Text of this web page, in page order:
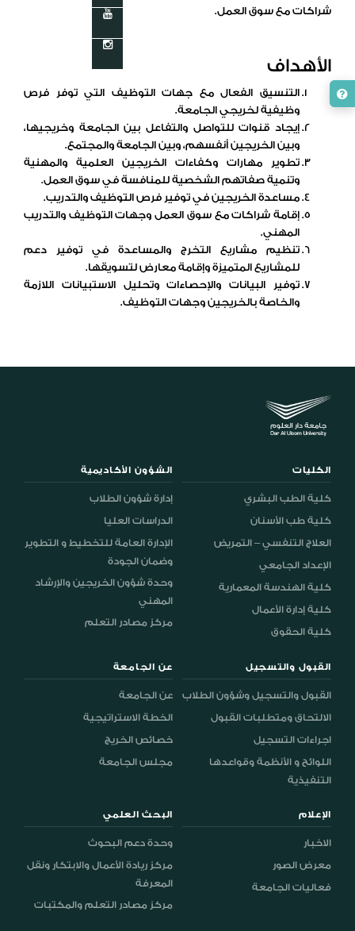
شراكات مع سوق العمل.
الأهداف
التنسيق الفعال مع جهات التوظيف التي توفر فرص
وظيفية لخريجي الجامعة.
إيجاد قنوات للتواصل والتفاعل بين الجامعة وخريجيها،
وبين الخريجين أنفسهم، وبين الجامعة والمجتمع.
تطوير مهارات وكفاءات الخريجين العلمية والمهنية
وتنمية صفاتهم الشخصية للمنافسة في سوق العمل.
مساعدة الخريجين في توفير فرص التوظيف والتدريب.
إقامة شراكات مع سوق العمل وجهات التوظيف والتدريب
المهني.
تنظيم مشاريع التخرج والمساعدة في توفير دعم
للمشاريع المتميزة وإقامة معارض لتسويقها.​
توفير البيانات والإحصاءات وتحليل الاستبيانات اللازمة
والخاصة بالخريجين وجهات التوظيف.
الكليات
كلية الطب البشري
كلية طب الأسنان
العلاج التنفسي – التمريض
الإعداد الجامعي
كلية الهندسة المعمارية
كلية إدارة الأعمال
كلية الحقوق
الشؤون الأكاديمية
إدارة شؤون الطلاب
الدراسات العليا
الإدارة العامة للتخطيط و التطوير
وضمان الجودة
وحدة شؤون الخريجين والإرشاد
المهني
مركز مصادر التعلم
القبول والتسجيل
القبول والتسجيل وشؤون الطلاب
الالتحاق ومتطلبات القبول
اجراءات التسجيل
اللوائح و الأنظمة وقواعدها
التنفيذية
عن الجامعة
عن الجامعة
الخطة الاستراتيجية
خصائص الخريج
مجلس الجامعة
الإعلام
الاخبار
معرض الصور
فعاليات الجامعة
البحث العلمي
وحدة دعم البحوث
مركز ريادة الأعمال والابتكار ونقل
المعرفة
مركز مصادر التعلم والمكتبات